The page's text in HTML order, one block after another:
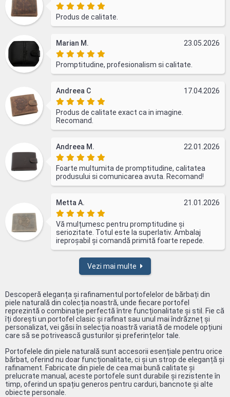
Produs de calitate.
Marian M. 23.05.2026
Promptitudine, profesionalism si calitate.
Andreea C 17.04.2026
Produs de calitate exact ca in imagine.
Recomand.
Andreea M. 22.01.2026
Foarte multumita de promptitudine, calitatea
produsului si comunicarea avuta. Recomand!
Metta A. 21.01.2026
Vă mulțumesc pentru promptitudine și
seriozitate. Totul este la superlativ. Ambalaj
ireproșabil și comandă primită foarte repede.
Vezi mai multe
Descoperă eleganța și rafinamentul portofelelor de bărbați din
piele naturală din colecția noastră, unde fiecare portofel
reprezintă o combinație perfectă între funcționalitate și stil. Fie că
îți dorești un portofel clasic și rafinat sau unul mai îndrăzneț și
personalizat, vei găsi în selecția noastră variată de modele opțiuni
care să se potrivească gusturilor și preferințelor tale.
Portofelele din piele naturală sunt accesorii esențiale pentru orice
bărbat, oferind nu doar funcționalitate, ci și un strop de eleganță și
rafinament. Fabricate din piele de cea mai bună calitate și
prelucrate manual, aceste portofele sunt durabile și rezistente în
timp, oferind un spațiu generos pentru carduri, bancnote și alte
obiecte personale.